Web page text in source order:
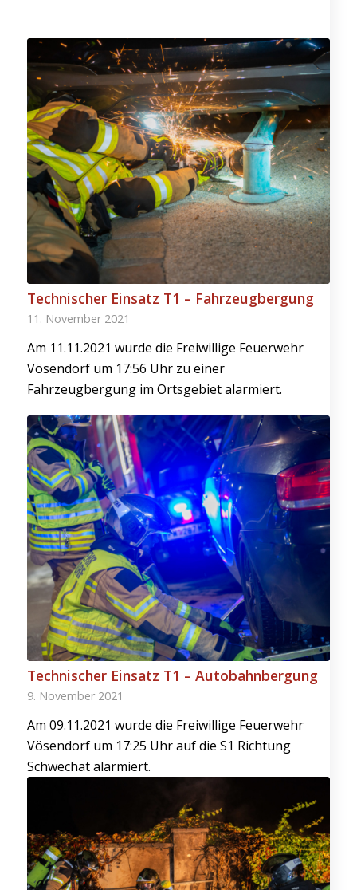
Technischer Einsatz T1 – Fahrzeugbergung
11. November 2021
Am 11.11.2021 wurde die Freiwillige Feuerwehr
Vösendorf um 17:56 Uhr zu einer
Fahrzeugbergung im Ortsgebiet alarmiert.
Technischer Einsatz T1 – Autobahnbergung
9. November 2021
Am 09.11.2021 wurde die Freiwillige Feuerwehr
Vösendorf um 17:25 Uhr auf die S1 Richtung
Schwechat alarmiert.